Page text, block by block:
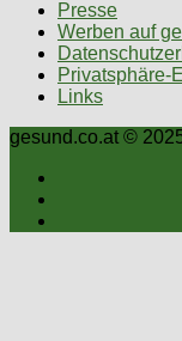
Presse
Werben auf
Privatsphäre-
Links
gesund.co.at ©